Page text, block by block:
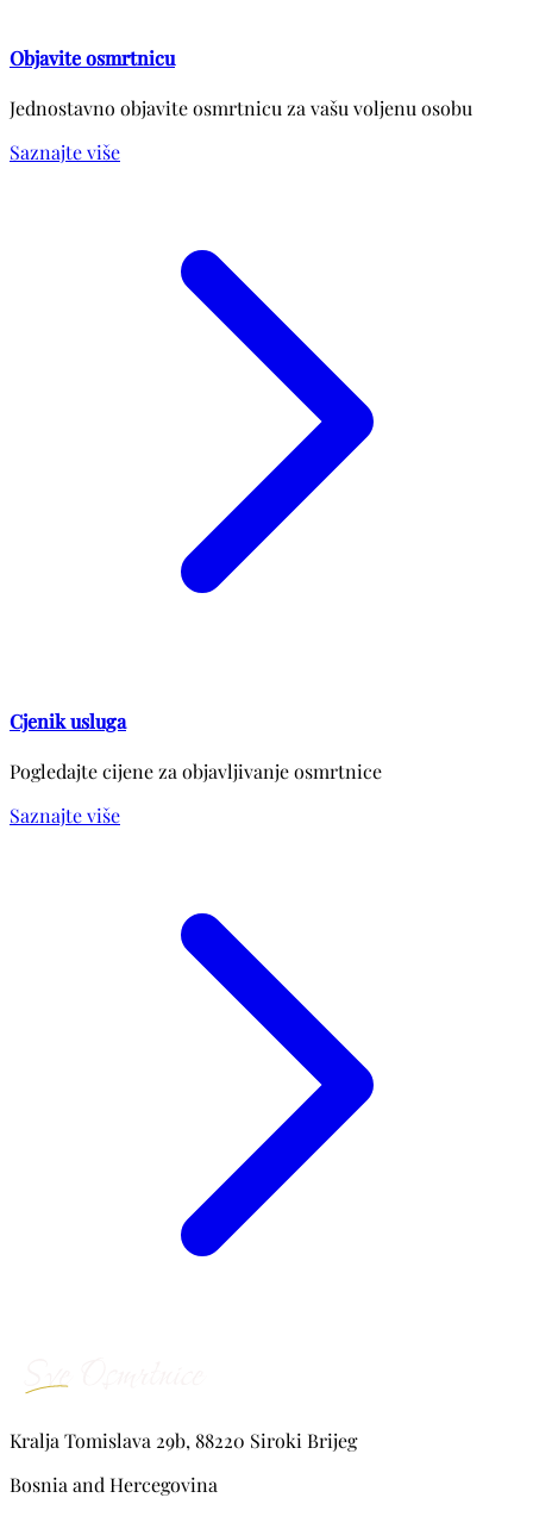
Objavite osmrtnicu
Jednostavno objavite osmrtnicu za vašu voljenu osobu
Saznajte više
Cjenik usluga
Pogledajte cijene za objavljivanje osmrtnice
Saznajte više
Kralja Tomislava 29b, 88220 Siroki Brijeg
Bosnia and Hercegovina